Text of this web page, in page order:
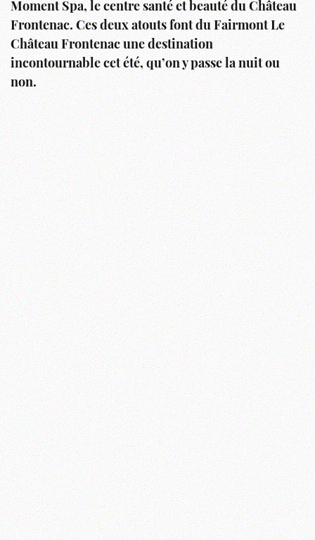
Moment Spa, le centre santé et beauté du Château
Frontenac. Ces deux atouts font du Fairmont Le
Château Frontenac une destination
incontournable cet été, qu’on y passe la nuit ou
non.